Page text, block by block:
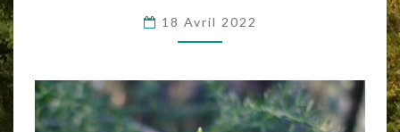
VOUS
LA
CHASSE
18 Avril 2022